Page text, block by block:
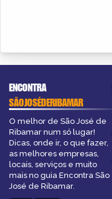
ENCONTRA
SÃOJOSÉDERIBAMAR
O melhor de São José de
Ribamar num só lugar!
Dicas, onde ir, o que fazer,
as melhores empresas,
locais, serviços e muito
mais no guia Encontra São
José de Ribamar.